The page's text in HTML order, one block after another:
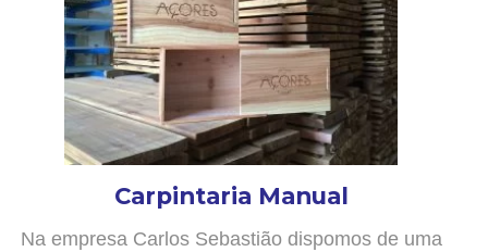
Carpintaria Manual
Na empresa Carlos Sebastião dispomos de uma